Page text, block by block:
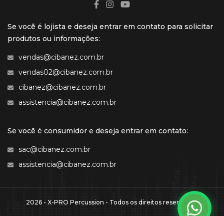
Se você é lojista e deseja entrar em contato para solicitar
produtos ou informações:
vendas@cibanez.com.br
vendas02@cibanez.com.br
cibanez@cibanez.com.br
assistencia@cibanez.com.br
Se você é consumidor e deseja entrar em contato:
sac@cibanez.com.br
assistencia@cibanez.com.br
2026 - X-PRO Percussion - Todos os direitos reservados.